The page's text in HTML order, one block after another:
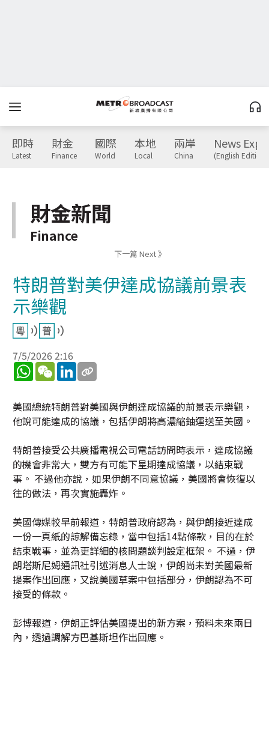
即時
Latest
財金
Finance
國際
World
本地
Local
兩岸
China
News
(English Edition)
財金新聞
Finance
下一篇 Next 》
特朗普對美伊達成協議前景表
示樂觀
7/5/2026 2:16
WhatsApp
WeChatLinkedIn
美國總統特朗普對美國與伊朗達成協議的前景表示樂觀，
他說可能達成的協議，包括伊朗將高濃縮鈾運送至美國。
特朗普接受公共廣播電視公司電話訪問時表示，達成協議
的機會非常大，雙方有可能下星期達成協議，以結束戰
事。 不過他亦說，如果伊朗不同意協議，美國將會恢復以
往的做法，再次實施轟炸。
美國傳媒較早前報道，特朗普政府認為，與伊朗接近達成
一份一頁紙的諒解備忘錄，當中包括14點條款，目的在於
結束戰事，並為更詳細的核問題談判設定框架。 不過，伊
朗塔斯尼姆通訊社引述消息人士說，伊朗尚未對美國最新
提案作出回應，又說美國草案中包括部分，伊朗認為不可
接受的條款。
彭博報道，伊朗正評估美國提出的新方案，預料未來兩日
內，透過調解方巴基斯坦作出回應。